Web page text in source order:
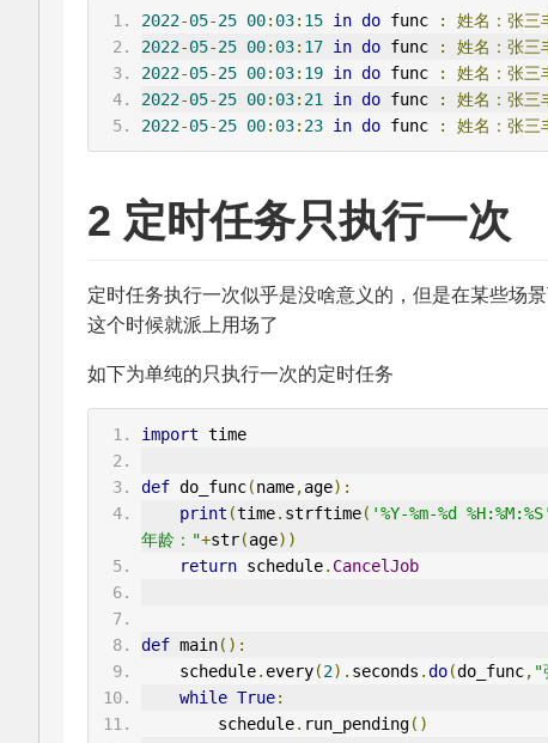
2022-05-25 00: 03: 15 in do func : 姓名：张三
2022-05-25 00: 03: 17 in do func : 姓名：张三
2022-05-25 00: 03: 19 in do func : 姓名：张三
2022-05-25 00: 03: 21 in do func : 姓名：张三
2022-05-25 00: 03: 23 in do func : 姓名：张三
2 定时任务只执行一次
定时任务执行一次似乎是没啥意义的，但是在某些场
这个时候就派上用场了
如下为单纯的只执行一次的定时任务
import time
def do_func(name,age):
print (time. strftime( '%Y-%m-%d %H:%M:%S'
年龄："+str(age))
return schedule. CancelJob
def main():
    schedule
. every(2). seconds .do(do_func, "
while True:
        schedule
. run_pending()